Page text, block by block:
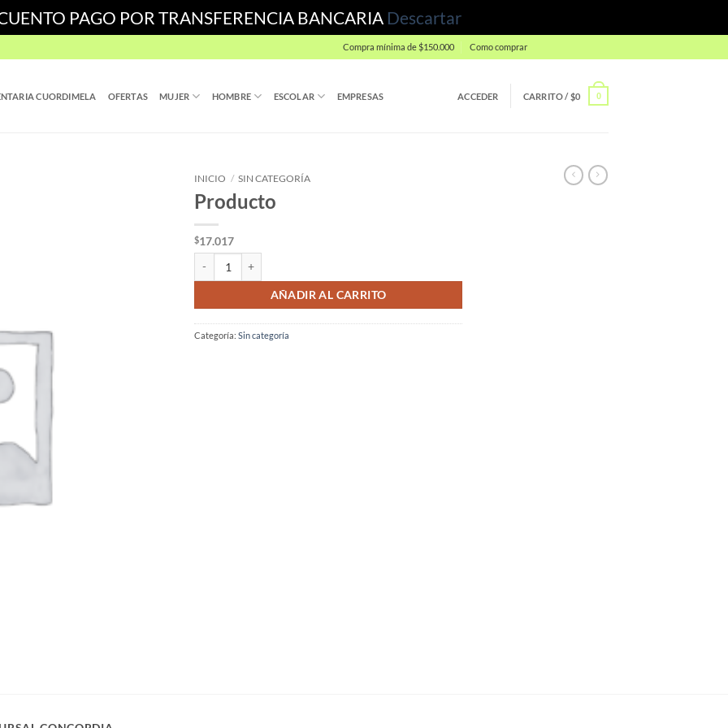
PAGO POR TRANSFERENCIA BANCARIA Descartar
Compra mínima de $150.000 Como comprar
CUORDIMELA OFERTAS MUJER HOMBRE ESCOLAR EMPRESAS ACCEDER CARRITO /$0 0
INICIO / SIN CATEGORÍA
Producto
$17.017
AÑADIR AL CARRITO
Categoría: Sin categoría